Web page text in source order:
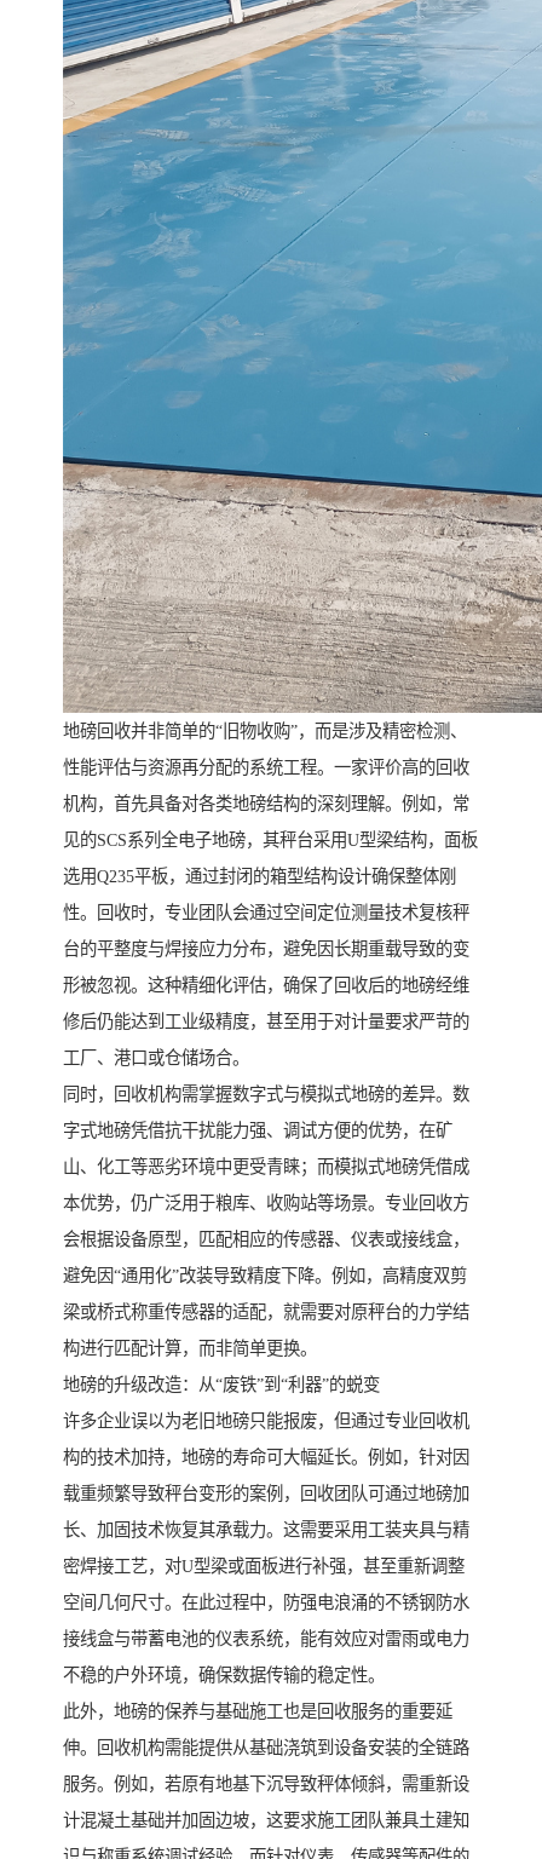
地磅回收并非简单的“旧物收购”，而是涉及精密检测、
性能评估与资源再分配的系统工程。一家评价高的回收
机构，首先具备对各类地磅结构的深刻理解。例如，常
见的SCS系列全电子地磅，其秤台采用U型梁结构，面板
选用Q235平板，通过封闭的箱型结构设计确保整体刚
性。回收时，专业团队会通过空间定位测量技术复核秤
台的平整度与焊接应力分布，避免因长期重载导致的变
形被忽视。这种精细化评估，确保了回收后的地磅经维
修后仍能达到工业级精度，甚至用于对计量要求严苛的
工厂、港口或仓储场合。
同时，回收机构需掌握数字式与模拟式地磅的差异。数
字式地磅凭借抗干扰能力强、调试方便的优势，在矿
山、化工等恶劣环境中更受青睐；而模拟式地磅凭借成
本优势，仍广泛用于粮库、收购站等场景。专业回收方
会根据设备原型，匹配相应的传感器、仪表或接线盒，
避免因“通用化”改装导致精度下降。例如，高精度双剪
梁或桥式称重传感器的适配，就需要对原秤台的力学结
构进行匹配计算，而非简单更换。
地磅的升级改造：从“废铁”到“利器”的蜕变
许多企业误以为老旧地磅只能报废，但通过专业回收机
构的技术加持，地磅的寿命可大幅延长。例如，针对因
载重频繁导致秤台变形的案例，回收团队可通过地磅加
长、加固技术恢复其承载力。这需要采用工装夹具与精
密焊接工艺，对U型梁或面板进行补强，甚至重新调整
空间几何尺寸。在此过程中，防强电浪涌的不锈钢防水
接线盒与带蓄电池的仪表系统，能有效应对雷雨或电力
不稳的户外环境，确保数据传输的稳定性。
此外，地磅的保养与基础施工也是回收服务的重要延
伸。回收机构需能提供从基础浇筑到设备安装的全链路
服务。例如，若原有地基下沉导致秤体倾斜，需重新设
计混凝土基础并加固边坡，这要求施工团队兼具土建知